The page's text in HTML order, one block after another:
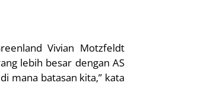
Vivian Motzfeldt
lebih besar dengan AS
mana batasan kita,” kata